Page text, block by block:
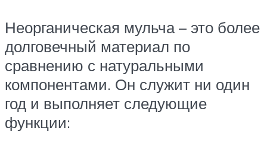
Неорганическая мульча – это более
долговечный материал по
сравнению с натуральными
компонентами. Он служит ни один
год и выполняет следующие
функции: